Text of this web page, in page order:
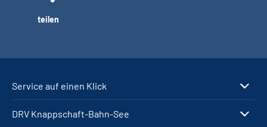
teilen
Service auf einen Klick
DRV Knappschaft-Bahn-See